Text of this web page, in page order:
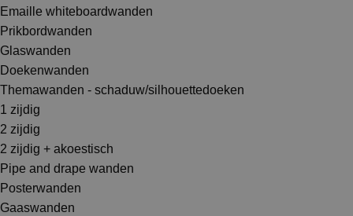
Emaille whiteboardwanden
Prikbordwanden
Glaswanden
Doekenwanden
Themawanden - schaduw/silhouettedoeken
1 zijdig
2 zijdig
2 zijdig + akoestisch
Pipe and drape wanden
Posterwanden
Gaaswanden